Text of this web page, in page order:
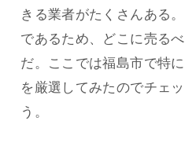
きる業者がたくさんある
であるため、どこに売る
だ。ここでは福島市で特
を厳選してみたのでチェ
う。